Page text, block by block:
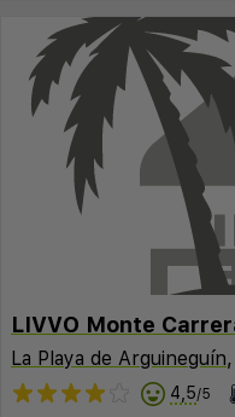
La Playa de Arguineguín,
4,5/5